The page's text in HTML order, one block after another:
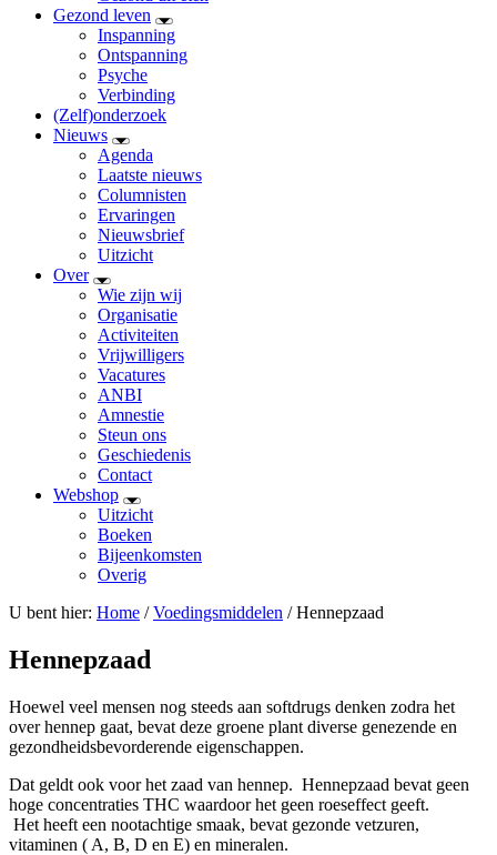
Gezond leven
Inspanning
Ontspanning
Psyche
Verbinding
(Zelf)onderzoek
Nieuws
Agenda
Laatste nieuws
Columnisten
Ervaringen
Nieuwsbrief
Uitzicht
Over
Wie zijn wij
Organisatie
Activiteiten
Vrijwilligers
Vacatures
ANBI
Amnestie
Steun ons
Geschiedenis
Contact
Webshop
Uitzicht
Boeken
Bijeenkomsten
Overig
U bent hier: Home /Voedingsmiddelen / Hennepzaad
Hennepzaad
Hoewel veel mensen nog steeds aan softdrugs denken zodra het
over hennep gaat, bevat deze groene plant diverse genezende en
gezondheidsbevorderende eigenschappen.
Dat geldt ook voor het zaad van hennep. Hennepzaad bevat geen
hoge concentraties THC waardoor het geen roeseffect geeft.
Het heeft een nootachtige smaak, bevat gezonde vetzuren,
vitaminen ( A, B, D en E) en mineralen.